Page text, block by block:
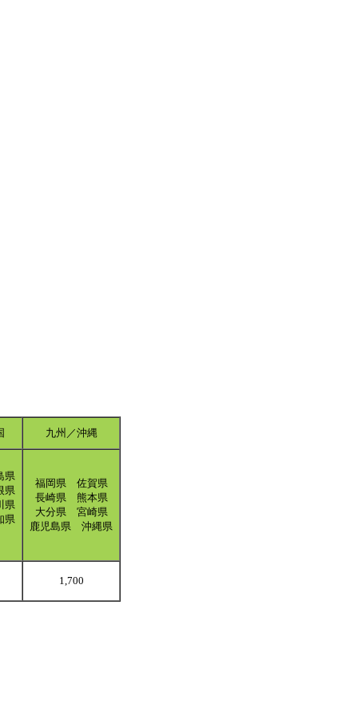
九州／沖縄
県
県
県
県
福岡県 佐賀県
長崎県 熊本県
大分県 宮崎県
鹿児島県 沖縄県
1,700